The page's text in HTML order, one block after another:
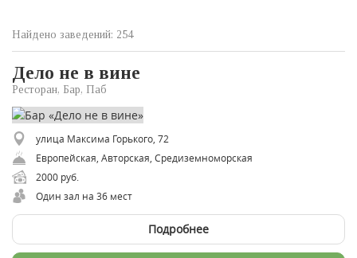
Найдено заведений: 254
Дело не в вине
Ресторан, Бар, Паб
улица Максима Горького, 72
Европейская, Авторская, Средиземноморская
2000 руб.
Один зал на 36 мест
Подробнее